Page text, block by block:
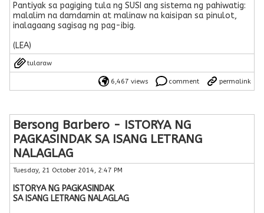
Pantiyak sa pagiging tula ng SUSI ang sistema ng pahiwatig:
malalim na damdamin at malinaw na kaisipan sa pinulot,
inalagaang sagisag ng pag-ibig.
(LEA)
tularaw
6,467 views comment permalink
Bersong Barbero - ISTORYA NG
PAGKASINDAK SA ISANG LETRANG
NALAGLAG
Tuesday, 21 October 2014, 2:47 PM
ISTORYA NG PAGKASINDAK
SA ISANG LETRANG NALAGLAG